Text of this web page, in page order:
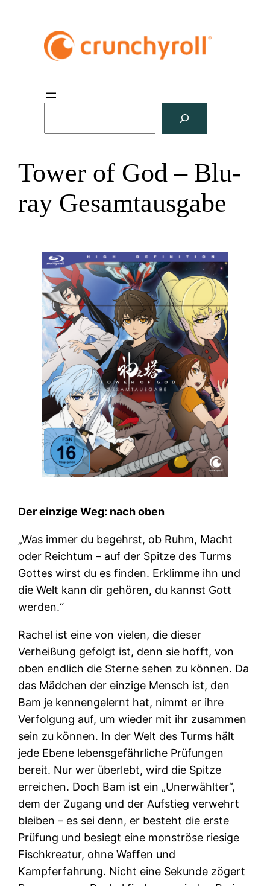
e
Tower of God – Blu-
ray Gesamtausgabe
Der einzige Weg: nach oben
„Was immer du begehrst, ob Ruhm, Macht
oder Reichtum – auf der Spitze des Turms
Gottes wirst du es finden. Erklimme ihn und
die Welt kann dir gehören, du kannst Gott
werden.“
Rachel ist eine von vielen, die dieser
Verheißung gefolgt ist, denn sie hofft, von
oben endlich die Sterne sehen zu können. Da
das Mädchen der einzige Mensch ist, den
Bam je kennengelernt hat, nimmt er ihre
Verfolgung auf, um wieder mit ihr zusammen
sein zu können. In der Welt des Turms hält
jede Ebene lebensgefährliche Prüfungen
bereit. Nur wer überlebt, wird die Spitze
erreichen. Doch Bam ist ein „Unerwählter“,
dem der Zugang und der Aufstieg verwehrt
bleiben – es sei denn, er besteht die erste
Prüfung und besiegt eine monströse riesige
Fischkreatur, ohne Waffen und
Kampferfahrung. Nicht eine Sekunde zögert